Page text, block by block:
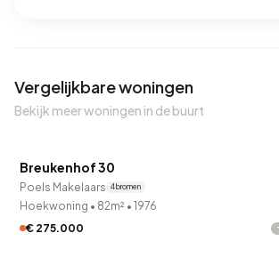
Vergelijkbare woningen
Bekijk meer woningen in de buurt
Verkocht onder voorbehoud
QUICKLANE™
Breukenhof 30
Poels Makelaars 4 bronnen
Hoekwoning • 82m² • 1976
€ 275.000QUICKLANE™